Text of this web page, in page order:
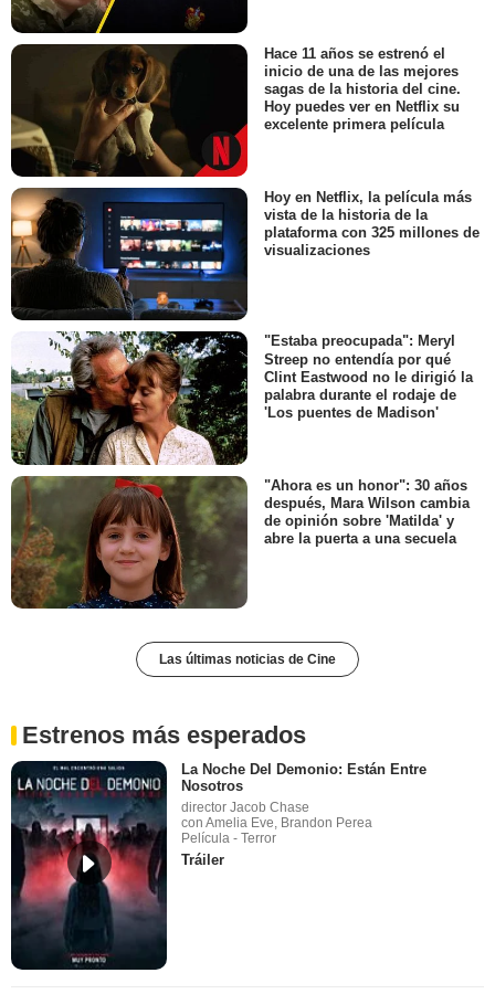
Hace 11 años se estrenó el
inicio de una de las mejores
sagas de la historia del cine.
Hoy puedes ver en Netflix su
excelente primera película
Hoy en Netflix, la película más
vista de la historia de la
plataforma con 325 millones de
visualizaciones
"Estaba preocupada": Meryl
Streep no entendía por qué
Clint Eastwood no le dirigió la
palabra durante el rodaje de
'Los puentes de Madison'
"Ahora es un honor": 30 años
después, Mara Wilson cambia
de opinión sobre 'Matilda' y
abre la puerta a una secuela
Las últimas noticias de Cine
Estrenos más esperados
La Noche Del Demonio: Están Entre
Nosotros
director Jacob Chase
con Amelia Eve, Brandon Perea
Película - Terror
Tráiler